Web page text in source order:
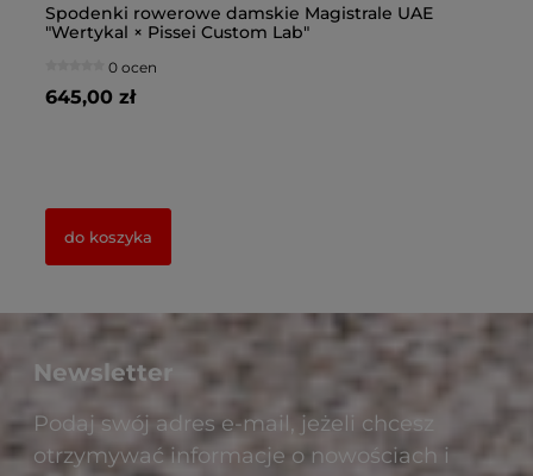
Spodenki rowerowe damskie Magistrale UAE
"Wertykal × Pissei Custom Lab"
0 ocen
645,00 zł
do koszyka
Newsletter
Podaj swój adres e-mail, jeżeli chcesz
otrzymywać informacje o nowościach i